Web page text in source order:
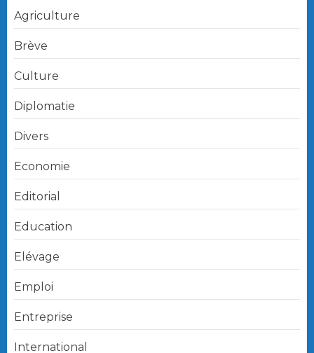
Agriculture
Brève
Culture
Diplomatie
Divers
Economie
Editorial
Education
Elévage
Emploi
Entreprise
International